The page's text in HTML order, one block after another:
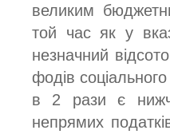
великим
той час як у
незначний
фодів
в 2 рази є
непрямих